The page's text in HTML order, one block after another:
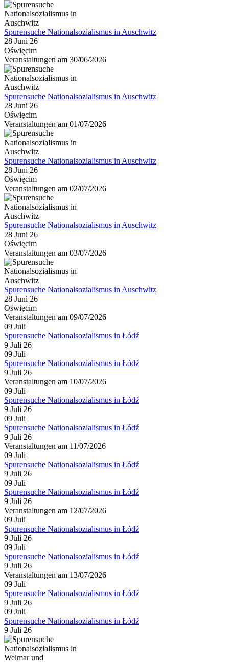
Spurensuche Nationalsozialismus in Auschwitz
28 Juni 26
Oświęcim
Veranstaltungen am 30/06/2026
Spurensuche Nationalsozialismus in Auschwitz
28 Juni 26
Oświęcim
Veranstaltungen am 01/07/2026
Spurensuche Nationalsozialismus in Auschwitz
28 Juni 26
Oświęcim
Veranstaltungen am 02/07/2026
Spurensuche Nationalsozialismus in Auschwitz
28 Juni 26
Oświęcim
Veranstaltungen am 03/07/2026
Spurensuche Nationalsozialismus in Auschwitz
28 Juni 26
Oświęcim
Veranstaltungen am 09/07/2026
09 Juli
Spurensuche Nationalsozialismus in Łódź
9 Juli 26
09 Juli
Spurensuche Nationalsozialismus in Łódź
9 Juli 26
Veranstaltungen am 10/07/2026
09 Juli
Spurensuche Nationalsozialismus in Łódź
9 Juli 26
09 Juli
Spurensuche Nationalsozialismus in Łódź
9 Juli 26
Veranstaltungen am 11/07/2026
09 Juli
Spurensuche Nationalsozialismus in Łódź
9 Juli 26
09 Juli
Spurensuche Nationalsozialismus in Łódź
9 Juli 26
Veranstaltungen am 12/07/2026
09 Juli
Spurensuche Nationalsozialismus in Łódź
9 Juli 26
09 Juli
Spurensuche Nationalsozialismus in Łódź
9 Juli 26
Veranstaltungen am 13/07/2026
09 Juli
Spurensuche Nationalsozialismus in Łódź
9 Juli 26
09 Juli
Spurensuche Nationalsozialismus in Łódź
9 Juli 26